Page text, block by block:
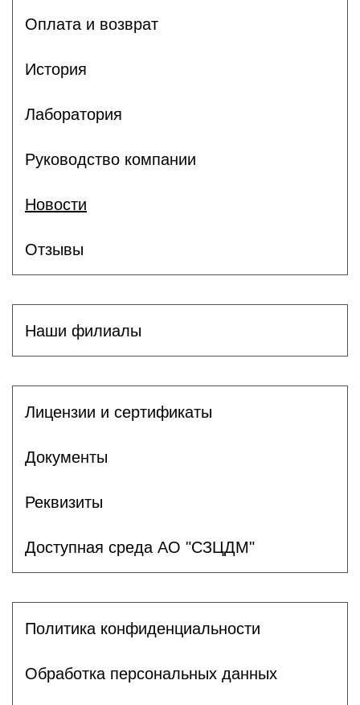
Оплата и возврат
История
Лаборатория
Руководство компании
Новости
Отзывы
Наши филиалы
Лицензии и сертификаты
Документы
Реквизиты
Доступная среда АО "СЗЦДМ"
Политика конфиденциальности
Обработка персональных данных